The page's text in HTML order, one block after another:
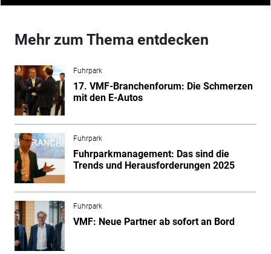
Mehr zum Thema entdecken
Fuhrpark
17. VMF-Branchenforum: Die Schmerzen
mit den E-Autos
Fuhrpark
Fuhrparkmanagement: Das sind die
Trends und Herausforderungen 2025
Fuhrpark
VMF: Neue Partner ab sofort an Bord